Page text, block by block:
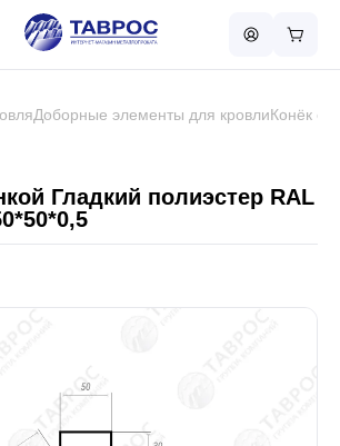
Доборные элементы для кровлиКонёк с
Гладкий полиэстер RAL